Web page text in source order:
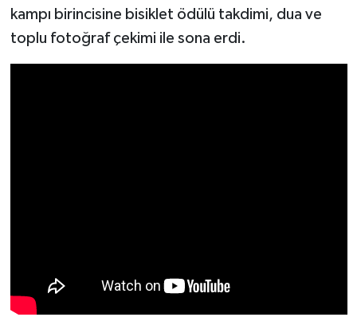
kampı birincisine bisiklet ödülü takdimi, dua ve
toplu fotoğraf çekimi ile sona erdi.